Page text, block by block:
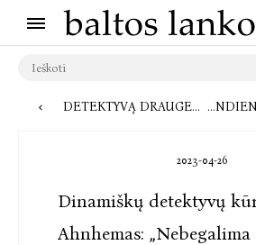
DETEKTYVĄ DRAUGE SU ISLANDIJOS MINISTRE PIRMININKE PARAŠĘS RAGNARAS JÓNASSONAS: „SVARBIAUSIA – TIESIOG SMAGIAI LEISTI LAIKĄ“ POKALBIS APIE PROF. V. LANDSBERGIO
2023-04-26
Dinamiškų detektyvų
Ahnhemas: